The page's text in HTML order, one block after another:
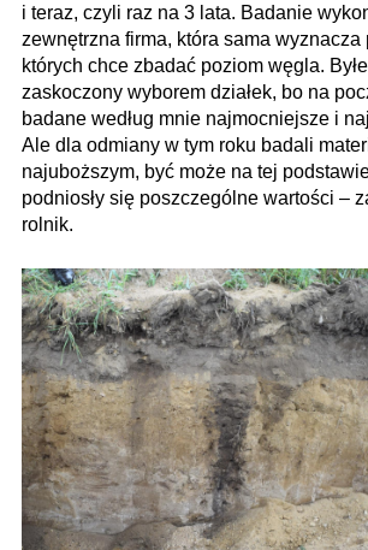
i teraz, czyli raz na 3 lata. Badanie
zewnętrzna firma, która sama wyznacza
których chce zbadać poziom węgla.
zaskoczony wyborem działek, bo na
badane według mnie najmocniejsze i
Ale dla odmiany w tym roku badali
najuboższym, być może na tej
podniosły się poszczególne wartości –
rolnik.